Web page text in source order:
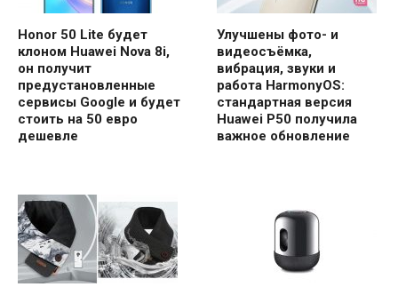
Honor 50 Lite будет
клоном Huawei Nova 8i,
он получит
предустановленные
сервисы Google и будет
стоить на 50 евро
дешевле
Улучшены фото- и
видеосъёмка,
вибрация, звуки и
работа HarmonyOS:
стандартная версия
Huawei P50 получила
важное обновление